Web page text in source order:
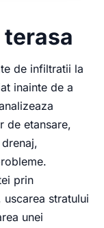
de infiltratii la
inainte de a
de etansare,
prin
stratului
unei